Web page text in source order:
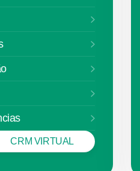
CRM VIRTUAL